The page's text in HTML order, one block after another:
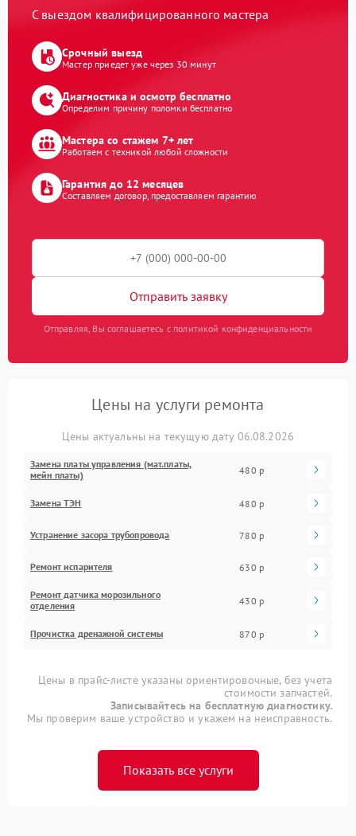
С выездом квалифицированного мастера
Срочный выезд
Мастер приедет уже через 30 минут
Диагностика и осмотр бесплатно
Определим причину поломки бесплатно
Мастера со стажем 7+ лет
Работаем с техникой любой сложности
Гарантия до 12 месяцев
Составляем договор, предоставляем гарантию
Отправить заявку
Отправляя, Вы соглашаетесь с политикой конфиденциальности
Цены на услуги ремонта
Цены актуальны на текущую дату 06.08.2026
Замена платы управления (мат.платы,
мейн платы)
480 р
Замена ТЭН 480 р
Устранение засора трубопровода 780 р
Ремонт испарителя 630 р
Ремонт датчика морозильного
отделения
430 р
Прочистка дренажной системы 870 р
Цены в прайс-листе указаны ориентировочные, без учета
стоимости запчастей.
Записывайтесь на бесплатную диагностику.
Мы проверим ваше устройство и укажем на неисправность.
Показать все услуги